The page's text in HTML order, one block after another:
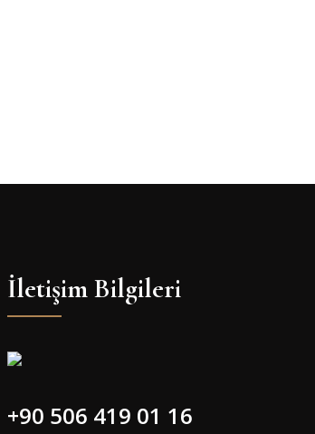
İletişim Bilgileri
+90 506 419 01 16